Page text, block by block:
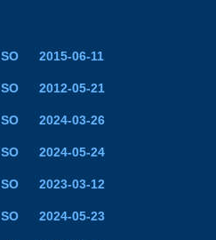
SO 2015-06-11
SO 2012-05-21
SO 2024-03-26
SO 2024-05-24
SO 2023-03-12
SO 2024-05-23